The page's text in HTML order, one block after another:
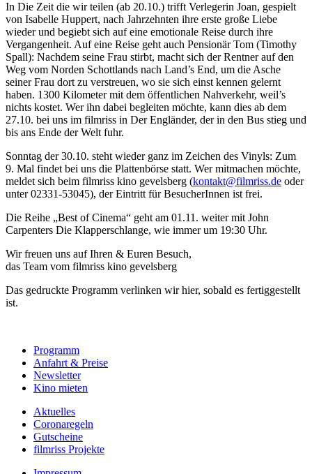
In Die Zeit die wir teilen (ab 20.10.) trifft Verlegerin Joan, gespielt
von Isabelle Huppert, nach Jahrzehnten ihre erste große Liebe
wieder und begiebt sich auf eine emotionale Reise durch ihre
Vergangenheit. Auf eine Reise geht auch Pensionär Tom (Timothy
Spall): Nachdem seine Frau stirbt, macht sich der Rentner auf den
Weg vom Norden Schottlands nach Land’s End, um die Asche
seiner Frau dort zu verstreuen, wo sie sich einst kennen gelernt
haben. 1300 Kilometer mit dem öffentlichen Nahverkehr, weil’s
nichts kostet. Wer ihn dabei begleiten möchte, kann dies ab dem
27.10. bei uns im filmriss in Der Engländer, der in den Bus stieg und
bis ans Ende der Welt fuhr.
Sonntag der 30.10. steht wieder ganz im Zeichen des Vinyls: Zum
9. Mal findet bei uns die Plattenbörse statt. Wer mitmachen möchte,
meldet sich beim filmriss kino gevelsberg (kontakt@filmriss.de oder
unter 02331-53045), der Eintritt für BesucherInnen ist frei.
Die Reihe „Best of Cinema“ geht am 01.11. weiter mit John
Carpenters Die Klapperschlange, wie immer um 19:30 Uhr.
Wir freuen uns auf Ihren & Euren Besuch,
das Team vom filmriss kino gevelsberg
Das gedruckte Programm verlinken wir hier, sobald es fertiggestellt
ist.
Programm
Anfahrt & Preise
Newsletter
Kino mieten
Aktuelles
Coronaregeln
Gutscheine
filmriss Projekte